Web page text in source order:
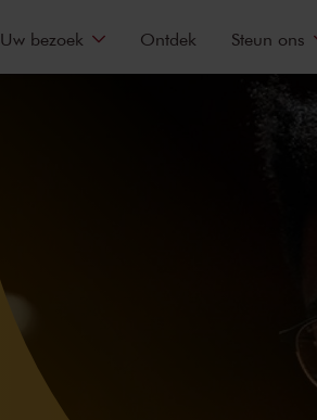
Uw bezoek Ontdek Steun ons